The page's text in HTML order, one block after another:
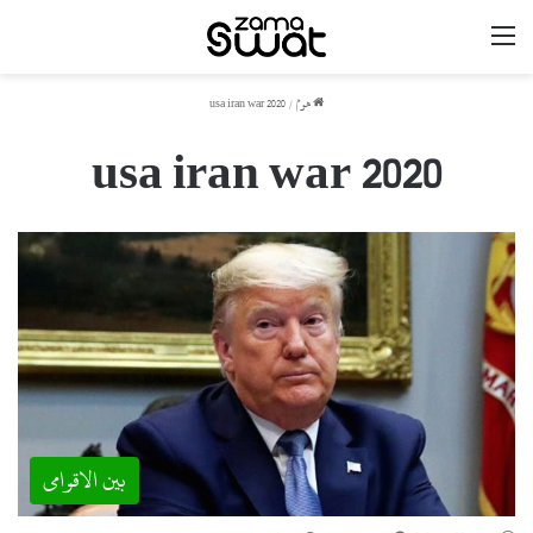
ھوم/
usa iran war 2020
usa iran war 2020
بین الاقوامی